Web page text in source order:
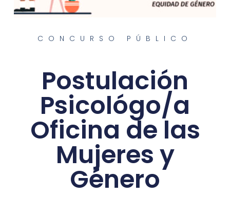
CONCURSO PÚBLICO
Postulación
Psicológo/a
Oficina de las
Mujeres y
Género